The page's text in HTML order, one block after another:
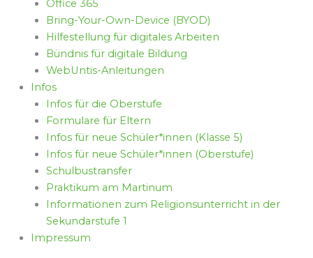
Office 365
Bring-Your-Own-Device (BYOD)
Hilfestellung für digitales Arbeiten
Bündnis für digitale Bildung
WebUntis-Anleitungen
Infos
Infos für die Oberstufe
Formulare für Eltern
Infos für neue Schüler*innen (Klasse 5)
Infos für neue Schüler*innen (Oberstufe)
Schulbustransfer
Praktikum am Martinum
Informationen zum Religionsunterricht in der
Sekundarstufe 1
Impressum